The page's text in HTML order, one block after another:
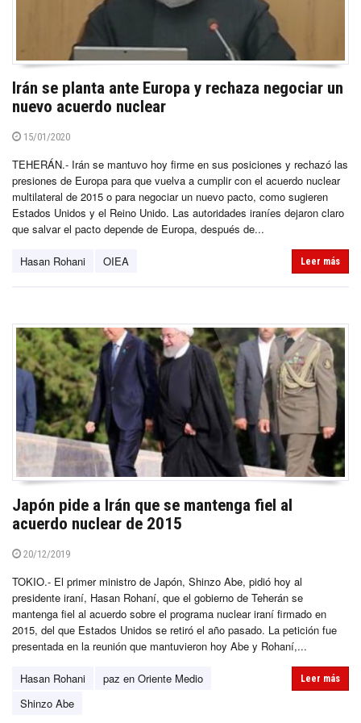
Irán se planta ante Europa y rechaza negociar un
nuevo acuerdo nuclear
15/01/2020
TEHERÁN.- Irán se mantuvo hoy firme en sus posiciones y rechazó las
presiones de Europa para que vuelva a cumplir con el acuerdo nuclear
multilateral de 2015 o para negociar un nuevo pacto, como sugieren
Estados Unidos y el Reino Unido. Las autoridades iraníes dejaron claro
que salvar el pacto depende de Europa, después de...
Hasan Rohani OIEA Leer más
Japón pide a Irán que se mantenga fiel al
acuerdo nuclear de 2015
20/12/2019
TOKIO.- El primer ministro de Japón, Shinzo Abe, pidió hoy al
presidente iraní, Hasan Rohaní, que el gobierno de Teherán se
mantenga fiel al acuerdo sobre el programa nuclear iraní firmado en
2015, del que Estados Unidos se retiró el año pasado. La petición fue
presentada en la reunión que mantuvieron hoy Abe y Rohaní,...
Hasan Rohani
paz en Oriente Medio
Shinzo Abe
Leer más